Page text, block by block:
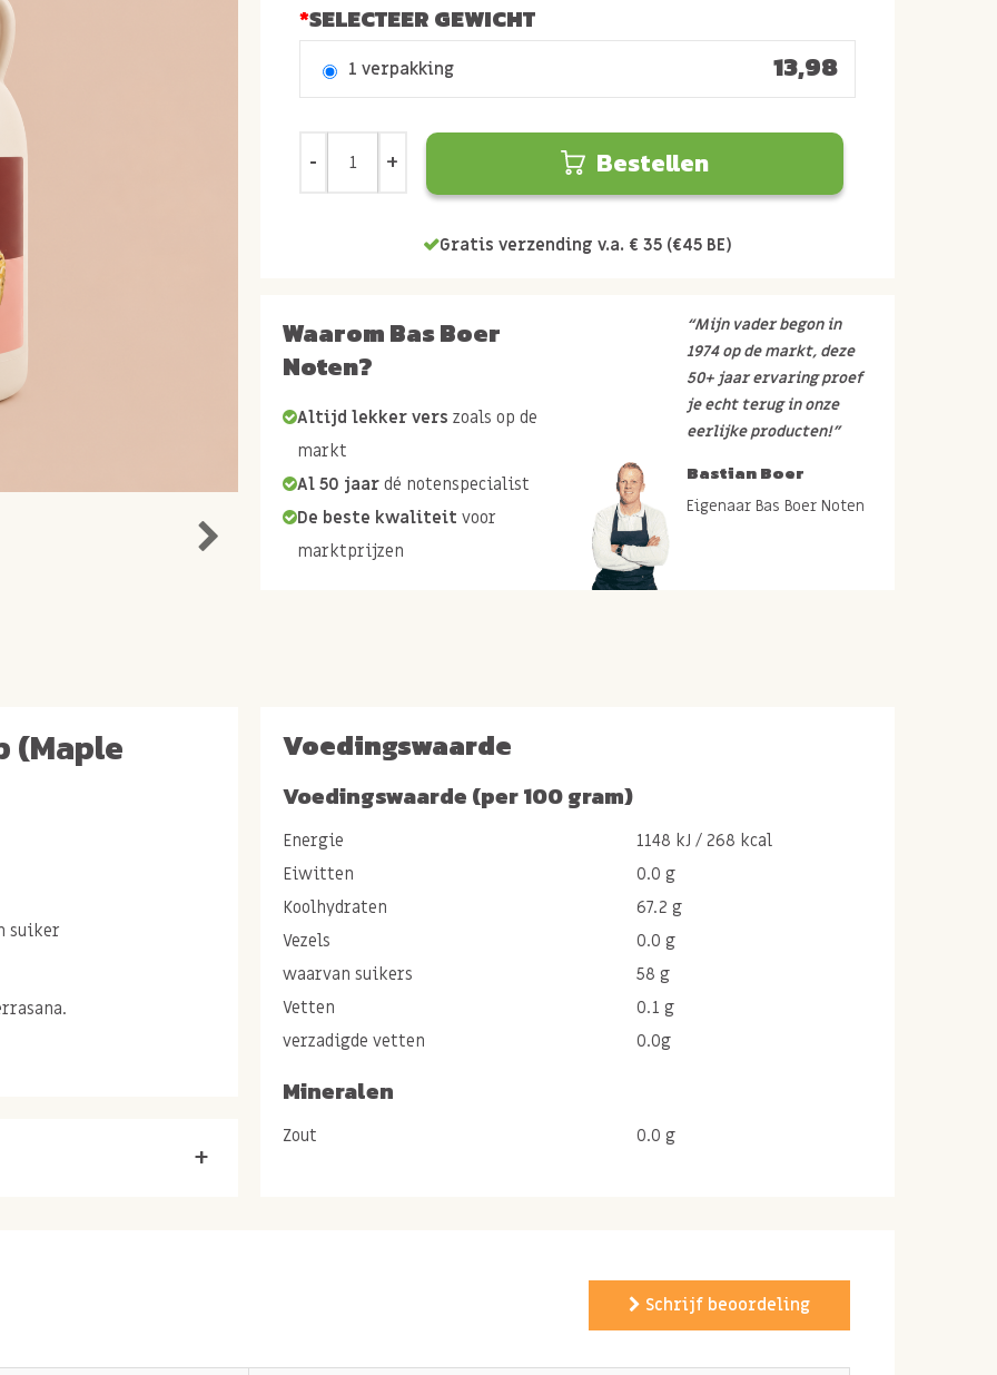
SELECTEER GEWICHT
1 verpakking 13,98
Bestellen
Gratis verzending v.a. € 35 (€45 BE)
Waarom Bas Boer
Noten?
Altijd lekker vers zoals op de
markt
Al 50 jaar dé notenspecialist
De beste kwaliteit voor
marktprijzen
“Mijn vader begon in
1974 op de markt, deze
50+ jaar ervaring proef
je echt terug in onze
eerlijke producten!”
Bastian Boer
Eigenaar Bas Boer Noten
(Maple
suiker
Voedingswaarde
Voedingswaarde (per 100 gram)
Energie
1148 kJ / 268 kcal
Eiwitten
0.0 g
Koolhydraten
67.2 g
Vezels
0.0 g
waarvan suikers
58 g
Vetten
0.1 g
verzadigde vetten
0.0g
Mineralen
Zout 0.0 g
+
Schrijf beoordeling